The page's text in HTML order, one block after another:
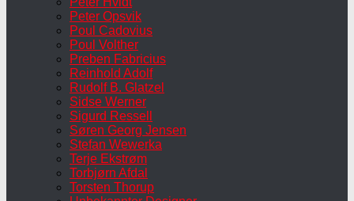
Peter Opsvik
Poul Cadovius
Poul Volther
Preben Fabricius
Reinhold Adolf
Rudolf B. Glatzel
Sidse Werner
Sigurd Ressell
Søren Georg Jensen
Stefan Wewerka
Terje Ekstrøm
Torbjørn Afdal
Torsten Thorup